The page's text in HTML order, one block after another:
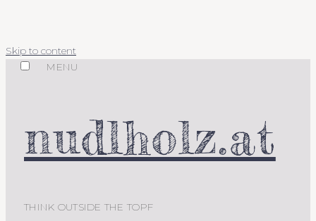
Skip to content
MENU
nudlholz.at
THINK OUTSIDE THE TOPF